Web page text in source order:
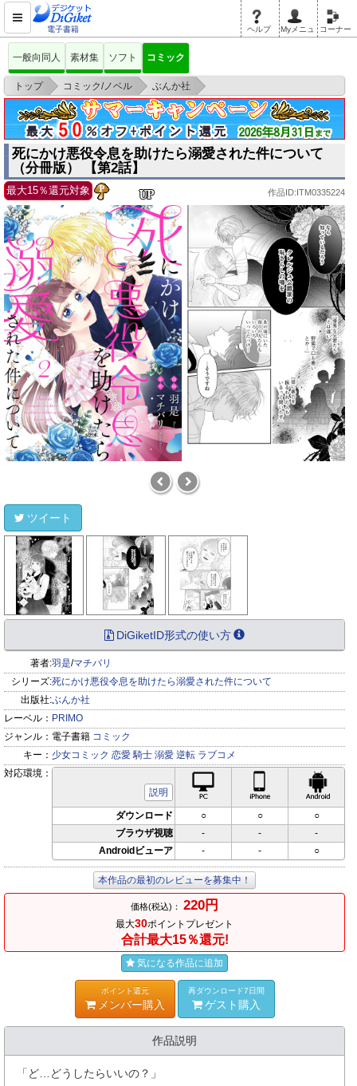
電子書籍 ヘルプ Myメニュ コーナー
一般向同人 素材集 ソフト コミック
トップ > コミック/ノベル > ぶんか社
>
死にかけ悪役令息を助けたら溺愛された件について（分冊版） 【第2話】
死にかけ悪役令息を助けたら溺愛された件について
（分冊版） 【第2話】
最大15％還元対象 作品ID:ITM0335224
ツイート
DiGiketID形式の使い方
著者:羽是/マチバリ
シリーズ:死にかけ悪役令息を助けたら溺愛された件について
出版社:ぶんか社
レーベル： PRIMO
ジャンル： 電子書籍 コミック
キー： 少女コミック 恋愛 騎士 溺愛 逆転 ラブコメ
対応環境：
説明
iPhone対応
ダウンロード ○ ○
○
ブラウザ視聴
- -
-
Androidビューア
- - ○
本作品の最初のレビューを募集中！
価格(税込)： 220円
最大30ポイントプレゼント
合計最大15％還元!
気になる作品に追加
ポイント還元
メンバー購入
再ダウンロード7日間
ゲスト購入
作品説明
「ど…どうしたらいいの？」